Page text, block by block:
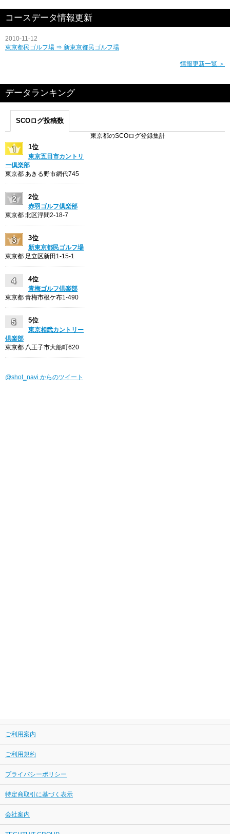
コースデータ情報更新
2010-11-12
東京都民ゴルフ場 ⇒ 新東京都民ゴルフ場
情報更新一覧 ＞
データランキング
SCOログ投稿数
東京都のSCOログ登録集計
1位
東京五日市カントリ
ー倶楽部
東京都 あきる野市網代745
2位
赤羽ゴルフ倶楽部
東京都 北区浮間2-18-7
3位
新東京都民ゴルフ場
東京都 足立区新田1-15-1
4位
青梅ゴルフ倶楽部
東京都 青梅市根ケ布1-490
5位
東京相武カントリー
倶楽部
東京都 八王子市大船町620
@shot_navi からのツイート
ご利用案内
ご利用規約
プライバシーポリシー
特定商取引に基づく表示
会社案内